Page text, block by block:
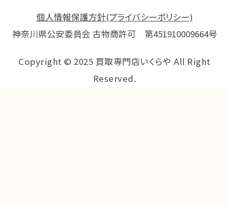
個人情報保護方針(プライバシーポリシー)
神奈川県公安委員会 古物商許可 第451910009664号
Copyright © 2025 買取専門店いくらや All Right
Reserved.